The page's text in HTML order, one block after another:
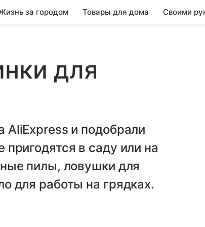
за городом Товары для дома Своими
для
и подобрали
в саду или на
пилы, ловушки для
для работы на грядках.